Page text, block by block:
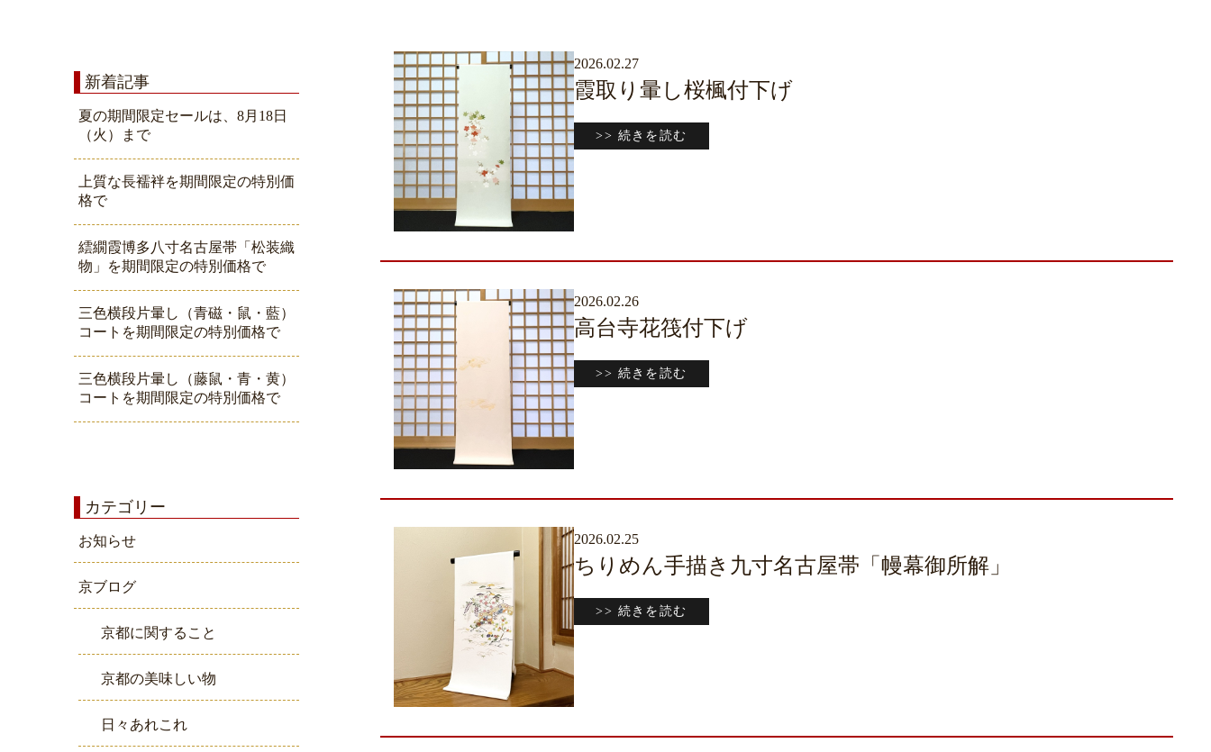
新着記事
夏の期間限定セールは、8月18日
（火）まで
上質な長襦袢を期間限定の特別価
格で
繧繝霞博多八寸名古屋帯「松装織
物」を期間限定の特別価格で
三色横段片暈し（青磁・鼠・藍）
コートを期間限定の特別価格で
三色横段片暈し（藤鼠・青・黄）
コートを期間限定の特別価格で
カテゴリー
お知らせ
京ブログ
京都に関すること
京都の美味しい物
日々あれこれ
2026.02.27
霞取り暈し桜楓付下げ
>> 続きを読む
2026.02.26
高台寺花筏付下げ
>> 続きを読む
2026.02.25
ちりめん手描き九寸名古屋帯「幔幕御所解」
>> 続きを読む